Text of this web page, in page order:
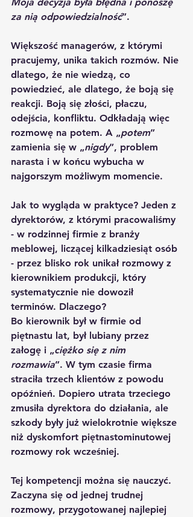
za nią odpowiedzialność”.
Większość managerów, z którymi
pracujemy, unika takich rozmów. Nie
dlatego, że nie wiedzą, co
powiedzieć, ale dlatego, że boją się
reakcji. Boją się złości, płaczu,
odejścia, konfliktu. Odkładają więc
rozmowę na potem. A „potem”
zamienia się w „nigdy”, problem
narasta i w końcu wybucha w
najgorszym możliwym momencie.
Jak to wygląda w praktyce? Jeden z
dyrektorów, z którymi pracowaliśmy
- w rodzinnej firmie z branży
meblowej, liczącej kilkadziesiąt osób
- przez blisko rok unikał rozmowy z
kierownikiem produkcji, który
systematycznie nie dowoził
terminów. Dlaczego?
Bo kierownik był w firmie od
piętnastu lat, był lubiany przez
załogę i „ciężko się z nim
rozmawia”. W tym czasie firma
straciła trzech klientów z powodu
opóźnień. Dopiero utrata trzeciego
zmusiła dyrektora do działania, ale
szkody były już wielokrotnie większe
niż dyskomfort piętnastominutowej
rozmowy rok wcześniej.
Tej kompetencji można się nauczyć.
Zaczyna się od jednej trudnej
rozmowy, przygotowanej najlepiej